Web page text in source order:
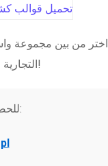
اختر من بين مجموعة
التجارية الجاهزة للاستخدام الفوري!
للحصول على الدعم الفني: